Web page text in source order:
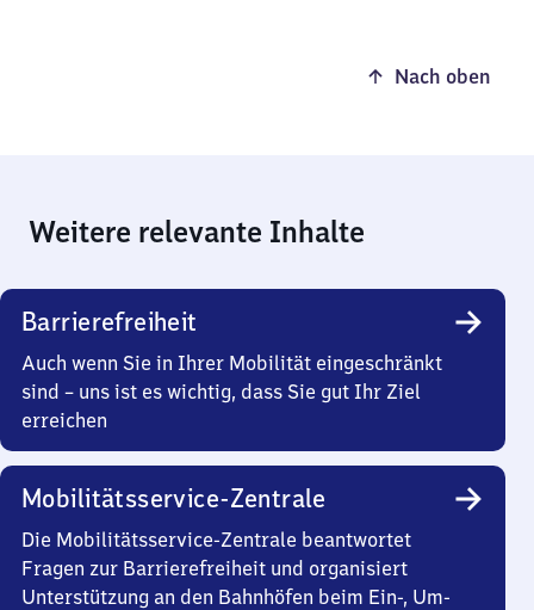
Nach oben
Weitere relevante Inhalte
Barrierefreiheit
Auch wenn Sie in Ihrer Mobilität eingeschränkt
sind – uns ist es wichtig, dass Sie gut Ihr Ziel
erreichen
Mobilitätsservice-Zentrale
Die Mobilitätsservice-Zentrale beantwortet
Fragen zur Barrierefreiheit und organisiert
Unterstützung an den Bahnhöfen beim Ein-, Um-